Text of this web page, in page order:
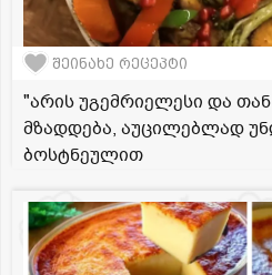
შეინახე რეცეპტი
"არის უგემრიელესი და
მზადდება, აუცილებლად
ბოსტნეულით